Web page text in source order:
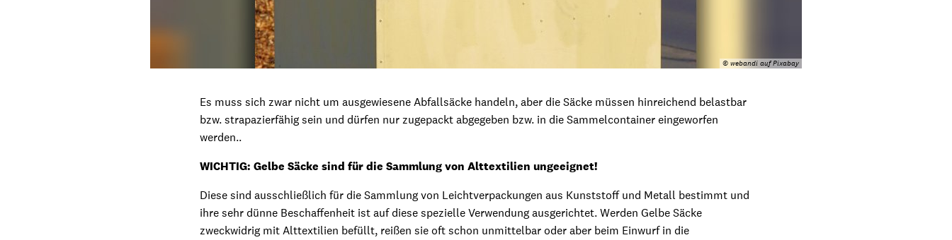
© webandi auf Pixabay
Es muss sich zwar nicht um ausgewiesene Abfallsäcke handeln, aber die Säcke müssen hinreichend belastbar
bzw. strapazierfähig sein und dürfen nur zugepackt abgegeben bzw. in die Sammelcontainer eingeworfen
werden..
WICHTIG: Gelbe Säcke sind für die Sammlung von Alttextilien ungeeignet!
Diese sind ausschließlich für die Sammlung von Leichtverpackungen aus Kunststoff und Metall bestimmt und
ihre sehr dünne Beschaffenheit ist auf diese spezielle Verwendung ausgerichtet. Werden Gelbe Säcke
zweckwidrig mit Alttextilien befüllt, reißen sie oft schon unmittelbar oder aber beim Einwurf in die